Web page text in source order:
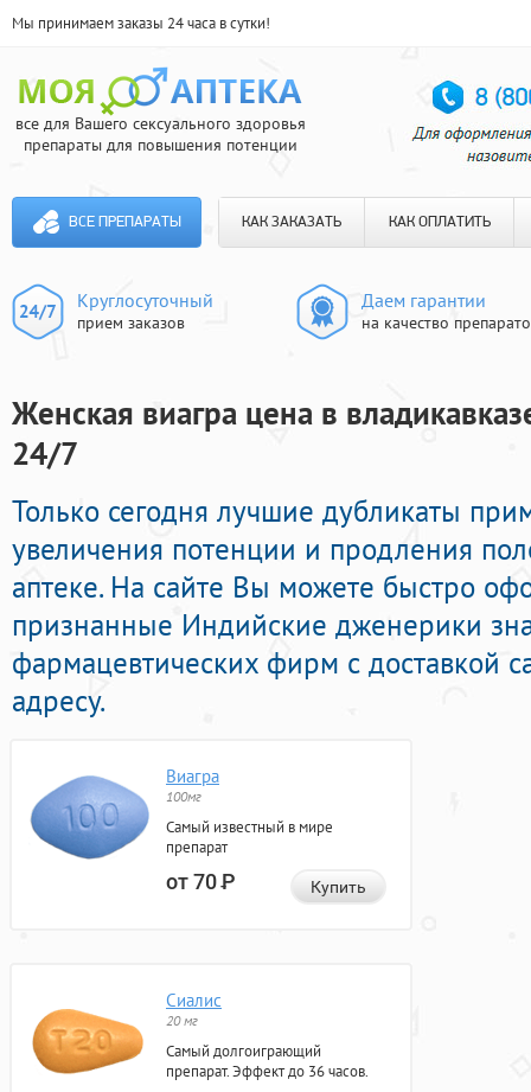
Мы принимаем заказы 24 часа в сутки!
все для Вашего сексуального здоровья
препараты для повышения потенции
ВСЕ ПРЕПАРАТЫ КАК ЗАКАЗАТЬ КАК ОПЛАТИТЬ
Круглосуточный
прием заказов
Даем гарантии
на качество
Женская виагра цена в
24/7
Только сегодня лучшие дубликаты
увеличения потенции и продления
аптеке. На сайте Вы можете быстро
признанные Индийские дженерики
фармацевтических фирм с доставкой
адресу.
Виагра
100мг
Самый известный в мире
препарат
от 70Р Купить
Сиалис
20 мг
Самый долгоиграющий
препарат. Эффект до 36 часов.